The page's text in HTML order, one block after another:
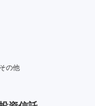
の他